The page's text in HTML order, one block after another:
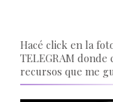
Hacé click en la
TELEGRAM
recursos que me